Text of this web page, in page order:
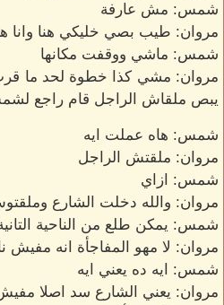
شمس: مش عارفة
مروان: طيب بصي خليكي هنا
شمس: ماشي ووقفت مكانها
مروان: مشي كذا خطوة لحد ما
يبص ملقاش الراجل قام راجع
شمس: هاه عملت ايه
مروان: ملقتش الراجل
شمس: ازاي
مروان: والله دخلت الشارع
شمس: يمكن طلع من الناحية
مروان: لا مهو المفاجأة انه مفيش
شمس: ايه ده يعني ايه
مروان: يعني الشارع سد اصلا